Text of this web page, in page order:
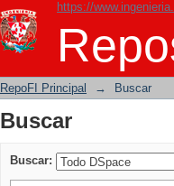
https://
Buscar
RepoFI Principal → Buscar
Buscar
Buscar: